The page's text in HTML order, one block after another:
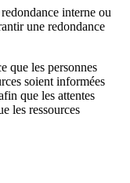
interne ou
une redondance
que les personnes
soient informées
que les attentes
les ressources